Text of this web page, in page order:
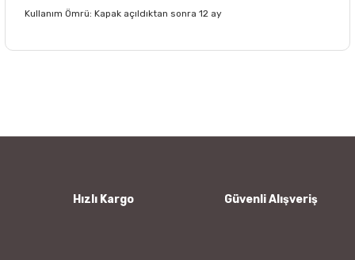
Kullanım Ömrü: Kapak açıldıktan sonra 12 ay
Ürün bilgilerinde hatalar bulunuyor.
Hızlı Kargo Güvenli Alışveriş